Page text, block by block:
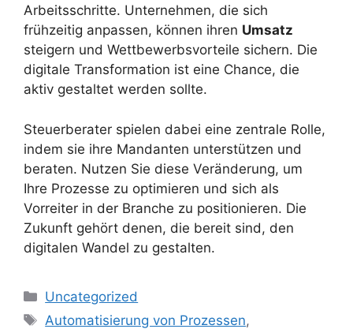
Arbeitsschritte. Unternehmen, die sich
frühzeitig anpassen, können ihren Umsatz
steigern und Wettbewerbsvorteile sichern. Die
digitale Transformation ist eine Chance, die
aktiv gestaltet werden sollte.
Steuerberater spielen dabei eine zentrale Rolle,
indem sie ihre Mandanten unterstützen und
beraten. Nutzen Sie diese Veränderung, um
Ihre Prozesse zu optimieren und sich als
Vorreiter in der Branche zu positionieren. Die
Zukunft gehört denen, die bereit sind, den
digitalen Wandel zu gestalten.
Kategorien
Uncategorized
Schlagwörter
Automatisierung von Prozessen,